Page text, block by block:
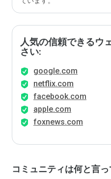
人気の信頼できるウ
さい:
google.com
netflix.com
facebook.com
apple.com
foxnews.com
コミュニティは何と言